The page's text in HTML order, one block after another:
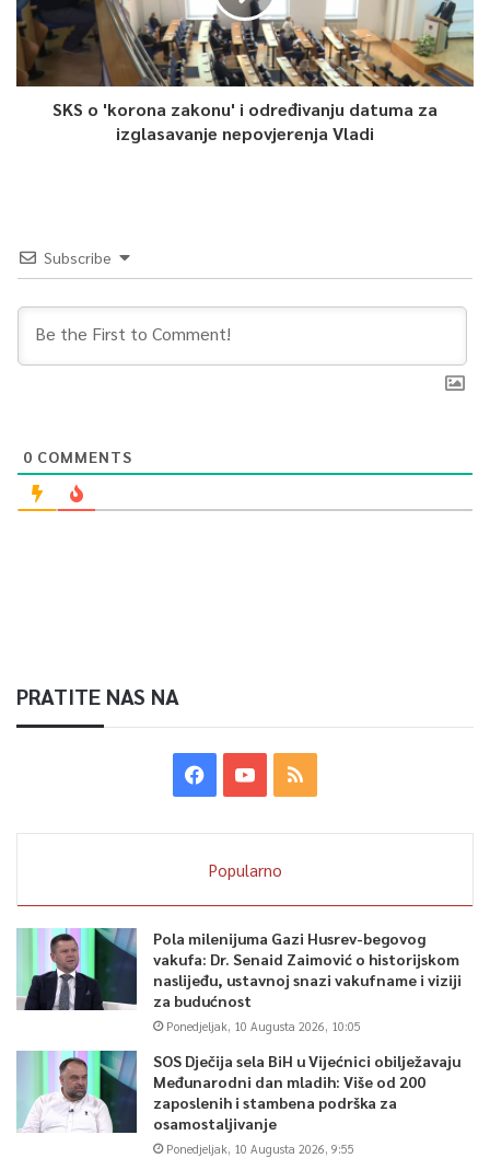
bitne jer Služba za zapošljavanje KS planirala je za novčane
naknade u iznosu 12 miliona i 500 hiljada maraka. Za devet
mjeseci smo potrošili 15 miliona i 600 hiljada maraka. Do kraja
godine očekujemo nekih 22,5 miliona maraka. Bitno nam je da
izmjene i dopune Finansijskog plana budu usvojene i u ovom
lica“, rekla je Ljubuškić.
Article Rating
SKS o 'korona zakonu' i određivanju datuma za
izglasavanje nepovjerenja Vladi
Subscribe
0 COMMENTS
PRATITE NAS NA
Popularno
Pola milenijuma Gazi Husrev-begovog
vakufa: Dr. Senaid Zaimović o historijskom
naslijeđu, ustavnoj snazi vakufname i viziji
za budućnost
Ponedjeljak, 10 Augusta 2026, 10:05
SOS Dječija sela BiH u Vijećnici obilježavaju
Međunarodni dan mladih: Više od 200
zaposlenih i stambena podrška za
osamostaljivanje
Ponedjeljak, 10 Augusta 2026, 9:55